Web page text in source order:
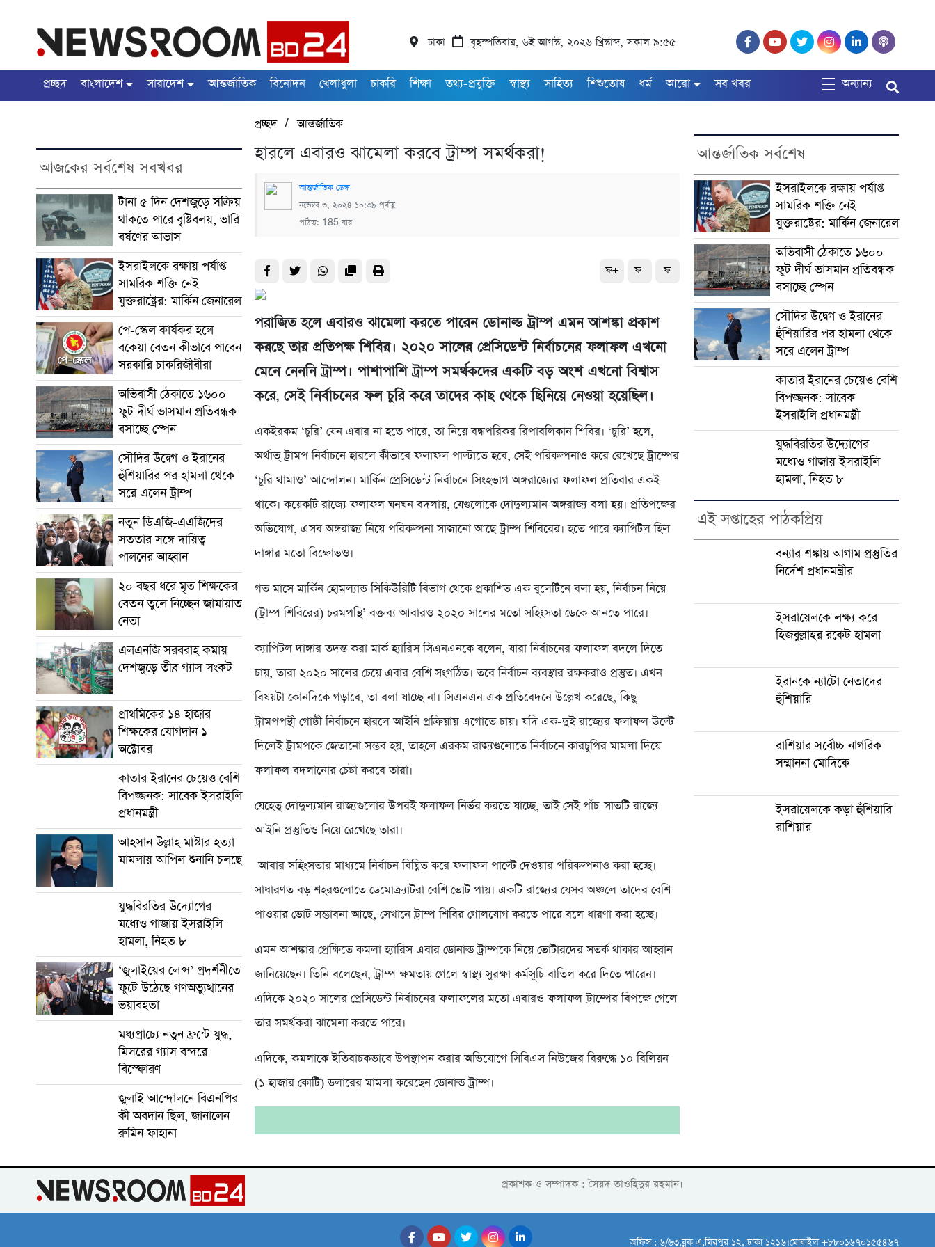
ঢাকা বৃহস্পতিবার, ৬ই আগস্ট, ২০২৬ খ্রিস্টাব্দ, সকাল ৯:৫৫
প্রচ্ছদ বাংলাদেশ সারাদেশ আন্তর্জাতিক বিনোদন খেলাধুলা চাকরি শিক্ষা তথ্য-প্রযুক্তি স্বাস্থ্য সাহিত্য শিশুতোষ ধর্ম আরো সব খবর অন্যান্য
আজকের সর্বশেষ সবখবর
টানা ৫ দিন দেশজুড়ে সক্রিয়
থাকতে পারে বৃষ্টিবলয়, ভারি
বর্ষণের আভাস
ইসরাইলকে রক্ষায় পর্যাপ্ত
সামরিক শক্তি নেই
যুক্তরাষ্ট্রের: মার্কিন জেনারেল
পে-স্কেল কার্যকর হলে
বকেয়া বেতন কীভাবে পাবেন
সরকারি চাকরিজীবীরা
অভিবাসী ঠেকাতে ১৬০০
ফুট দীর্ঘ ভাসমান প্রতিবন্ধক
বসাচ্ছে স্পেন
সৌদির উদ্বেগ ও ইরানের
হুঁশিয়ারির পর হামলা থেকে
সরে এলেন ট্রাম্প
নতুন ডিএজি-এএজিদের
সততার সঙ্গে দায়িত্ব
পালনের আহ্বান
২০ বছর ধরে মৃত শিক্ষকের
বেতন তুলে নিচ্ছেন জামায়াত
নেতা
এলএনজি সরবরাহ কমায়
দেশজুড়ে তীব্র গ্যাস সংকট
প্রাথমিকের ১৪ হাজার
শিক্ষকের যোগদান ১
অক্টোবর
কাতার ইরানের চেয়েও বেশি
বিপজ্জনক: সাবেক ইসরাইলি
প্রধানমন্ত্রী
আহসান উল্লাহ মাস্টার হত্যা
মামলায় আপিল শুনানি চলছে
যুদ্ধবিরতির উদ্যোগের
মধ্যেও গাজায় ইসরাইলি
হামলা, নিহত ৮
‘জুলাইয়ের লেন্স’ প্রদর্শনীতে
ফুটে উঠেছে গণঅভ্যুত্থানের
ভয়াবহতা
মধ্যপ্রাচ্যে নতুন ফ্রন্টে যুদ্ধ,
মিসরের গ্যাস বন্দরে
বিস্ফোরণ
জুলাই আন্দোলনে বিএনপির
কী অবদান ছিল, জানালেন
রুমিন ফাহানা
প্রচ্ছদ/আন্তর্জাতিক
হারলে এবারও ঝামেলা করবে ট্রাম্প সমর্থকরা!
আন্তর্জাতিক ডেস্ক
নভেম্বর ৩, ২০২৪ ১০:৩৯ পূর্বাহ্ণ
পঠিত: 185 বার
ফ+ ফ- ফ
পরাজিত হলে এবারও ঝামেলা করতে পারেন ডোনাল্ড ট্রাম্প এমন আশঙ্কা প্রকাশ
করছে তার প্রতিপক্ষ শিবির। ২০২০ সালের প্রেসিডেন্ট নির্বাচনের ফলাফল এখনো
মেনে নেননি ট্রাম্প। পাশাপাশি ট্রাম্প সমর্থকদের একটি বড় অংশ এখনো বিশ্বাস
করে, সেই নির্বাচনের ফল চুরি করে তাদের কাছ থেকে ছিনিয়ে নেওয়া হয়েছিল।
একইরকম ‘চুরি’ যেন এবার না হতে পারে, তা নিয়ে বদ্ধপরিকর রিপাবলিকান শিবির। ‘চুরি’ হলে,
অর্থাত্ ট্রামপ নির্বাচনে হারলে কীভাবে ফলাফল পাল্টাতে হবে, সেই পরিকল্পনাও করে রেখেছে ট্রাম্পের
‘চুরি থামাও’ আন্দোলন। মার্কিন প্রেসিডেন্ট নির্বাচনে সিংহভাগ অঙ্গরাজ্যের ফলাফল প্রতিবার একই
থাকে। কয়েকটি রাজ্যে ফলাফল ঘনঘন বদলায়, যেগুলোকে দোদুল্যমান অঙ্গরাজ্য বলা হয়। প্রতিপক্ষের
অভিযোগ, এসব অঙ্গরাজ্য নিয়ে পরিকল্পনা সাজানো আছে ট্রাম্প শিবিরের। হতে পারে ক্যাপিটল হিল
দাঙ্গার মতো বিক্ষোভও।
গত মাসে মার্কিন হোমল্যান্ড সিকিউরিটি বিভাগ থেকে প্রকাশিত এক বুলেটিনে বলা হয়, নির্বাচন নিয়ে
(ট্রাম্প শিবিরের) চরমপন্থি’ বক্তব্য আবারও ২০২০ সালের মতো সহিংসতা ডেকে আনতে পারে।
ক্যাপিটল দাঙ্গার তদন্ত করা মার্ক হ্যারিস সিএনএনকে বলেন, যারা নির্বাচনের ফলাফল বদলে দিতে
চায়, তারা ২০২০ সালের চেয়ে এবার বেশি সংগঠিত। তবে নির্বাচন ব্যবস্থার রক্ষকরাও প্রস্তুত। এখন
বিষয়টা কোনদিকে গড়াবে, তা বলা যাচ্ছে না। সিএনএন এক প্রতিবেদনে উল্লেখ করেছে, কিছু
ট্রামপপন্থী গোষ্ঠী নির্বাচনে হারলে আইনি প্রক্রিয়ায় এগোতে চায়। যদি এক-দুই রাজ্যের ফলাফল উল্টে
দিলেই ট্রামপকে জেতানো সম্ভব হয়, তাহলে এরকম রাজ্যগুলোতে নির্বাচনে কারচুপির মামলা দিয়ে
ফলাফল বদলানোর চেষ্টা করবে তারা।
যেহেতু দোদুল্যমান রাজ্যগুলোর উপরই ফলাফল নির্ভর করতে যাচ্ছে, তাই সেই পাঁচ-সাতটি রাজ্যে
আইনি প্রস্তুতিও নিয়ে রেখেছে তারা।
আবার সহিংসতার মাধ্যমে নির্বাচন বিঘ্নিত করে ফলাফল পাল্টে দেওয়ার পরিকল্পনাও করা হচ্ছে।
সাধারণত বড় শহরগুলোতে ডেমোক্র্যাটরা বেশি ভোট পায়। একটি রাজ্যের যেসব অঞ্চলে তাদের বেশি
পাওয়ার ভোট সম্ভাবনা আছে, সেখানে ট্রাম্প শিবির গোলযোগ করতে পারে বলে ধারণা করা হচ্ছে।
এমন আশঙ্কার প্রেক্ষিতে কমলা হ্যারিস এবার ডোনাল্ড ট্রাম্পকে নিয়ে ভোটারদের সতর্ক থাকার আহ্বান
জানিয়েছেন। তিনি বলেছেন, ট্রাম্প ক্ষমতায় গেলে স্বাস্থ্য সুরক্ষা কর্মসূচি বাতিল করে দিতে পারেন।
এদিকে ২০২০ সালের প্রেসিডেন্ট নির্বাচনের ফলাফলের মতো এবারও ফলাফল ট্রাম্পের বিপক্ষে গেলে
তার সমর্থকরা ঝামেলা করতে পারে।
এদিকে, কমলাকে ইতিবাচকভাবে উপস্থাপন করার অভিযোগে সিবিএস নিউজের বিরুদ্ধে ১০ বিলিয়ন
(১ হাজার কোটি) ডলারের মামলা করেছেন ডোনাল্ড ট্রাম্প।
আন্তর্জাতিক সর্বশেষ
ইসরাইলকে রক্ষায় পর্যাপ্ত
সামরিক শক্তি নেই
যুক্তরাষ্ট্রের: মার্কিন জেনারেল
অভিবাসী ঠেকাতে ১৬০০
ফুট দীর্ঘ ভাসমান প্রতিবন্ধক
বসাচ্ছে স্পেন
সৌদির উদ্বেগ ও ইরানের
হুঁশিয়ারির পর হামলা থেকে
সরে এলেন ট্রাম্প
কাতার ইরানের চেয়েও বেশি
বিপজ্জনক: সাবেক
ইসরাইলি প্রধানমন্ত্রী
যুদ্ধবিরতির উদ্যোগের
মধ্যেও গাজায় ইসরাইলি
হামলা, নিহত ৮
এই সপ্তাহের পাঠকপ্রিয়
বন্যার শঙ্কায় আগাম প্রস্তুতির
নির্দেশ প্রধানমন্ত্রীর
ইসরায়েলকে লক্ষ্য করে
হিজবুল্লাহর রকেট হামলা
ইরানকে ন্যাটো নেতাদের
হুঁশিয়ারি
রাশিয়ার সর্বোচ্চ নাগরিক
সম্মাননা মোদিকে
ইসরায়েলকে কড়া হুঁশিয়ারি
রাশিয়ার
প্রকাশক ও সম্পাদক : সৈয়দ তাওহিদুর রহমান।
অফিস : ৬/৬৩,ব্লক এ,মিরপুর ১২, ঢাকা ১২১৬।মোবাইল +৮৮০১৬৭০১৫৫৪৬৭